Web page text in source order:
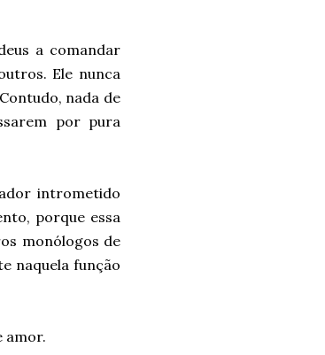
a comandar
Ele nunca
nada de
por pura
intrometido
porque essa
monólogos de
naquela função
amor.